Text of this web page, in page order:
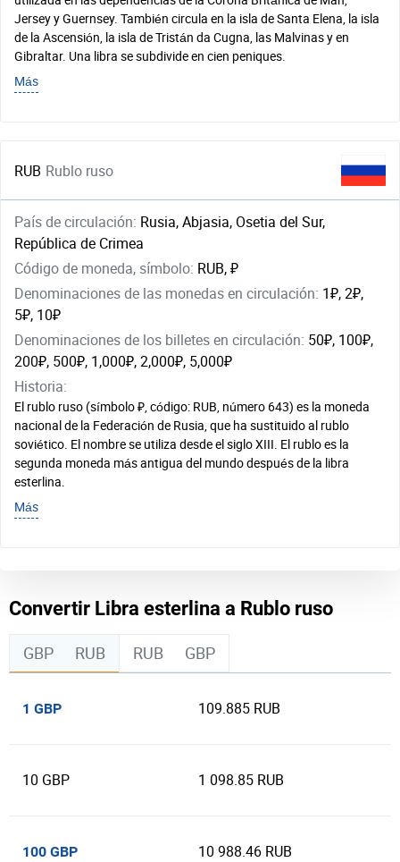
Jersey y Guernsey. También circula en la isla de Santa Elena, la isla
de la Ascensión, la isla de Tristán da Cugna, las Malvinas y en
Gibraltar. Una libra se subdivide en cien peniques.
Más
RUB Rublo ruso
País de circulación: Rusia, Abjasia, Osetia del Sur,
República de Crimea
Código de moneda, símbolo: RUB, ₽
Denominaciones de las monedas en circulación: 1₽, 2₽,
5₽, 10₽
Denominaciones de los billetes en circulación: 50₽, 100₽,
200₽, 500₽, 1,000₽, 2,000₽, 5,000₽
Historia:
El rublo ruso (símbolo ₽, código: RUB, número 643) es la moneda
nacional de la Federación de Rusia, que ha sustituido al rublo
soviético. El nombre se utiliza desde el siglo XIII. El rublo es la
segunda moneda más antigua del mundo después de la libra
esterlina.
Más
Convertir Libra esterlina a Rublo ruso
GBP RUB RUB GBP
1 GBP 109.885 RUB
10 GBP 1 098.85 RUB
100 GBP 10 988.46 RUB